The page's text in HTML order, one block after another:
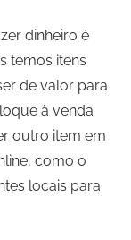
dinheiro é
temos itens
de valor para
à venda
outro item em
como o
locais para